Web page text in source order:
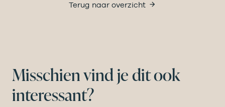
Terug naar overzicht
Misschien vind je dit ook
interessant?